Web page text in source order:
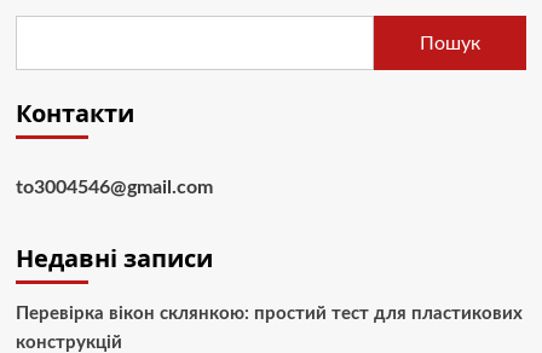
Пошук
Контакти
to3004546@gmail.com
Недавні записи
Перевірка вікон склянкою: простий тест для пластикових
конструкцій